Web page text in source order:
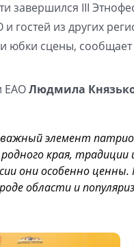
завершился III
гостей из других
юбки сцены,
ЕАОЛюдмила
элемент
края, традиции
они особенно
области и